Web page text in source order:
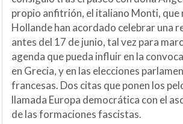
propio anfitrión, el italiano Monti, que
Hollande han acordado celebrar una
antes del 17 de junio, tal vez para
agenda que pueda influir en la
en Grecia, y en las elecciones
francesas. Dos citas que ponen los
llamada Europa democrática con el
de las formaciones fascistas.